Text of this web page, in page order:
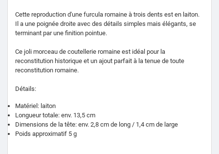
Cette reproduction d'une furcula romaine à trois dents est en laiton.
Il a une poignée droite avec des détails simples mais élégants, se
terminant par une finition pointue.
Ce joli morceau de coutellerie romaine est idéal pour la
reconstitution historique et un ajout parfait à la tenue de toute
reconstitution romaine.
Détails:
Matériel: laiton
Longueur totale: env. 13,5 cm
Dimensions de la tête: env. 2,8 cm de long / 1,4 cm de large
Poids approximatif 5 g